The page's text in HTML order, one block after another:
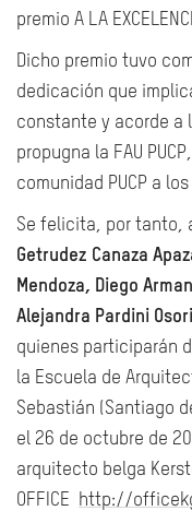
premio A LA
Dicho premio tuvo
dedicación que
constante y acorde a
propugna la FAU
comunidad PUCP a
Se felicita, por tanto,
Getrudez Canaza
Mendoza, Diego
Alejandra Pardini
quienes participarán
la Escuela de
Sebastián (Santiago
el 26 de octubre de
arquitecto belga
OFFICE
http://